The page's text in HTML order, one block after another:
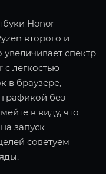
Honor
второго и
спектр
лёгкостью
в браузере,
без
в виду, что
запуск
советуем